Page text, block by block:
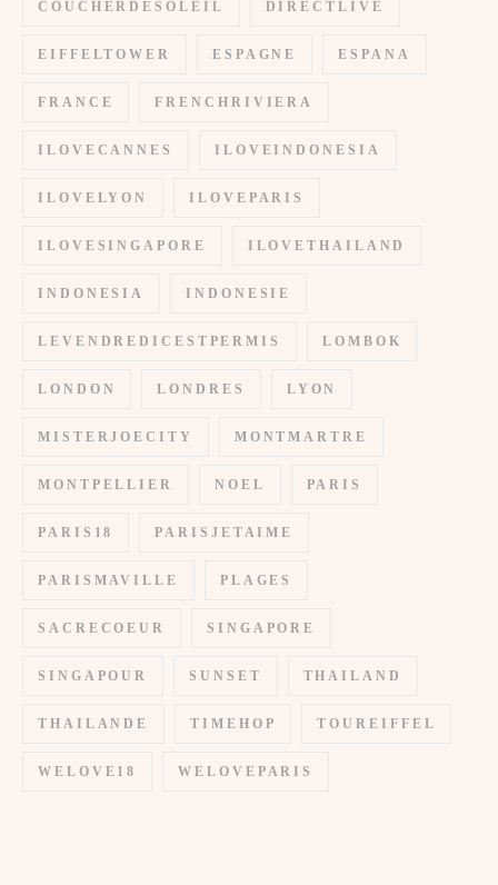
COUCHERDESOLEIL DIRECTLIVE
EIFFELTOWER ESPAGNE ESPANA
FRANCE FRENCHRIVIERA
ILOVECANNES ILOVEINDONESIA
ILOVELYON ILOVEPARIS
ILOVESINGAPORE ILOVETHAILAND
INDONESIA INDONESIE
LEVENDREDICESTPERMIS LOMBOK
LONDON LONDRES LYON
MISTERJOECITY MONTMARTRE
MONTPELLIER NOEL PARIS
PARIS18 PARISJETAIME
PARISMAVILLE PLAGES
SACRECOEUR SINGAPORE
SINGAPOUR SUNSET THAILAND
THAILANDE TIMEHOP TOUREIFFEL
WELOVE18 WELOVEPARIS